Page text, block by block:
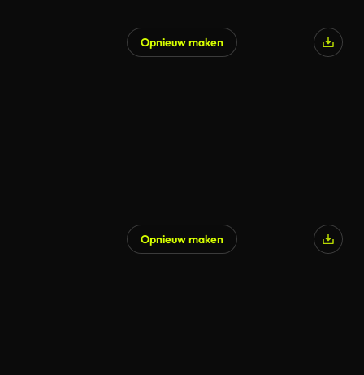
Opnieuw maken
Opnieuw maken